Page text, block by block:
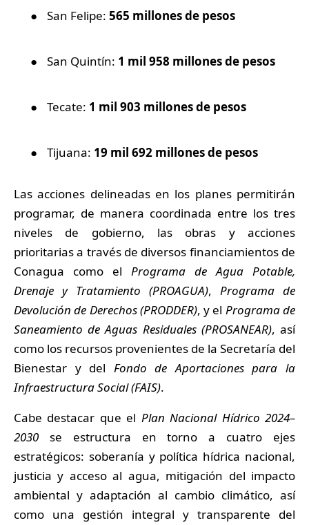
● San Felipe: 565 millones de pesos
● San Quintín: 1 mil 958 millones de pesos
● Tecate: 1 mil 903 millones de pesos
● Tijuana: 19 mil 692 millones de pesos
Las acciones delineadas en los planes permitirán
programar, de manera coordinada entre los tres
niveles de gobierno, las obras y acciones
prioritarias a través de diversos financiamientos de
Conagua como el Programa de Agua Potable,
Drenaje y Tratamiento (PROAGUA), Programa de
Devolución de Derechos (PRODDER), y el Programa de
Saneamiento de Aguas Residuales (PROSANEAR), así
como los recursos provenientes de la Secretaría del
Bienestar y del Fondo de Aportaciones para la
Infraestructura Social (FAIS).
Cabe destacar que el Plan Nacional Hídrico 2024–
2030 se estructura en torno a cuatro ejes
estratégicos: soberanía y política hídrica nacional,
justicia y acceso al agua, mitigación del impacto
ambiental y adaptación al cambio climático, así
como una gestión integral y transparente del